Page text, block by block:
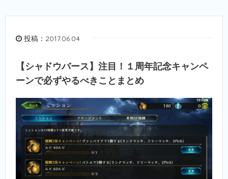
投稿：2017.06.04
【シャドウバース】注目！１周年記念キャンペ
ーンで必ずやるべきことまとめ